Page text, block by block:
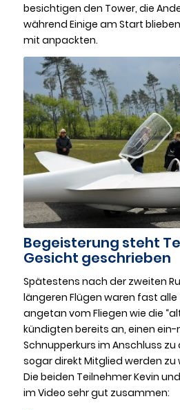
besichtigen den Tower, die
während Einige am Start
mit anpackten.
Begeisterung steht
Gesicht geschrieben
Spätestens nach der zweiten
längeren Flügen waren fast
angetan vom Fliegen wie die
kündigten bereits an, einen
Schnupperkurs im Anschluss
sogar direkt Mitglied werden zu
Die beiden Teilnehmer Kevin
im Video sehr gut zusammen: